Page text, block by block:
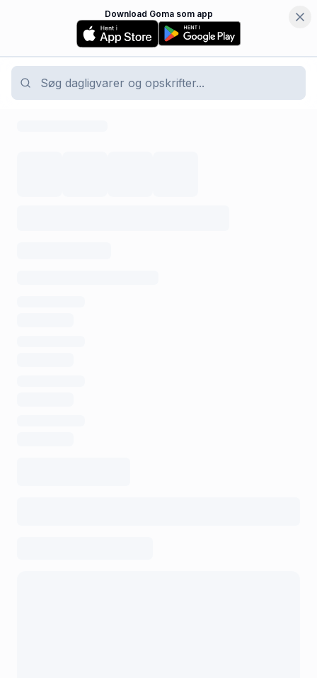
Download Goma som app